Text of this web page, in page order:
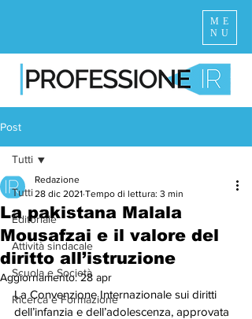
ME
NU
Post
Tutti
Editoriale
Attività sindacale
Scuola e Società
Ricerca e Formazione
Tutti
La pakistana Malala
Mousafzai e il valore del
diritto all’istruzione
Redazione
28 dic 2021 Tempo di lettura: 3 min
Aggiornamento:28 apr
La Convenzione Internazionale sui diritti
dell’infanzia e dell’adolescenza, approvata